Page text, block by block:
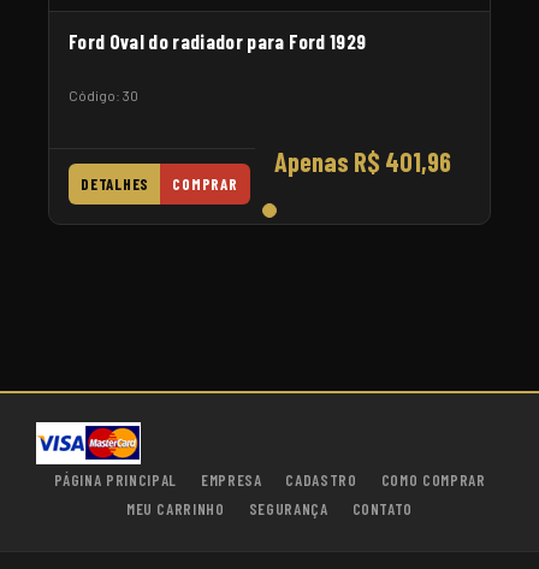
Ford Oval do radiador para Ford 1929
Código: 30
Apenas R$ 401,96
DETALHES COMPRAR
PÁGINA PRINCIPAL EMPRESA CADASTRO
COMO COMPRAR
MEU CARRINHO
SEGURANÇA CONTATO